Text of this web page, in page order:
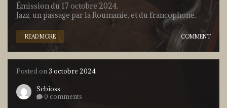
Émission du 17 octobre 2024.
Jazz, un passage par la Roumanie, et du francophone.
READ MORE COMMENT
Posted on3 octobre 2024
Sebioss
0 comments